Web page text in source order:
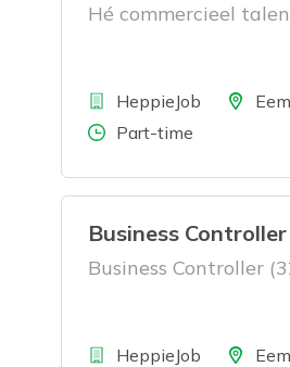
Hé commercieel
BedrijfHeppieJob Locatie
Aantal uren
Part-time
Business Controller
Business Controller
BedrijfHeppieJob Locatie